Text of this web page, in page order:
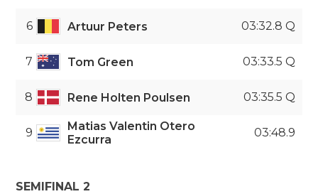
6 Artuur Peters 03:32.8 Q
7 Tom Green 03:33.5 Q
8 Rene Holten Poulsen 03:35.5 Q
9
Matias Valentin Otero
Ezcurra
03:48.9
SEMIFINAL 2